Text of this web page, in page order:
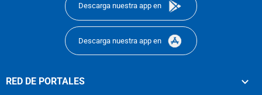
Descarga nuestra app en
Descarga nuestra app en
RED DE PORTALES